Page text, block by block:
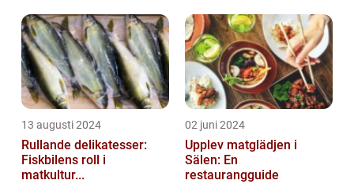
13 augusti 2024
Rullande delikatesser:
Fiskbilens roll i
matkultur...
02 juni 2024
Upplev matglädjen i
Sälen: En
restaurangguide